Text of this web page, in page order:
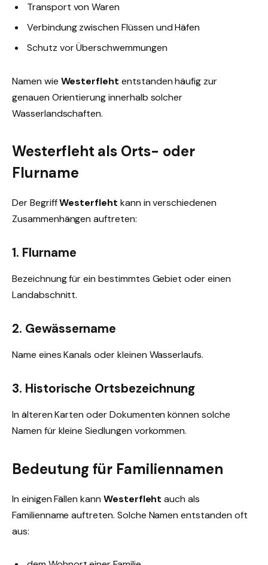
Transport von Waren
Verbindung zwischen Flüssen und Häfen
Schutz vor Überschwemmungen
Namen wie Westerfleht entstanden häufig zur
genauen Orientierung innerhalb solcher
Wasserlandschaften.
Westerfleht als Orts- oder
Flurname
Der BegriffWesterfleht kann in verschiedenen
Zusammenhängen auftreten:
1. Flurname
Bezeichnung für ein bestimmtes Gebiet oder einen
Landabschnitt.
2. Gewässername
Name eines Kanals oder kleinen Wasserlaufs.
3. Historische Ortsbezeichnung
In älteren Karten oder Dokumenten können solche
Namen für kleine Siedlungen vorkommen.
Bedeutung für Familiennamen
In einigen Fällen kann Westerfleht auch als
Familienname auftreten. Solche Namen entstanden oft
aus: